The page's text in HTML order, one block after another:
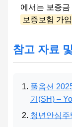
에서는 보증
보증보험 가
참고 자료
풀옵션
기(SH) –
청년안심주